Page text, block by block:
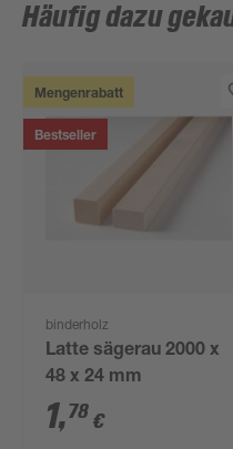
Häufig dazu
Mengenrabatt
Bestseller
binderholz
Latte sägerau 2000 x
48 x 24 mm
1,78 €